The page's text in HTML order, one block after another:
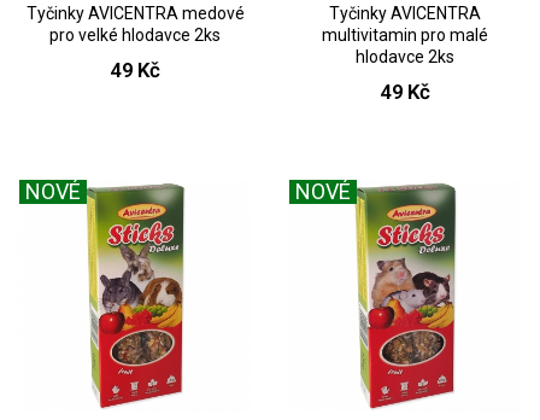
Tyčinky AVICENTRA medové
pro velké hlodavce 2ks
49 Kč
Tyčinky AVICENTRA
multivitamin pro malé
hlodavce 2ks
49 Kč
NOVÉ NOVÉ